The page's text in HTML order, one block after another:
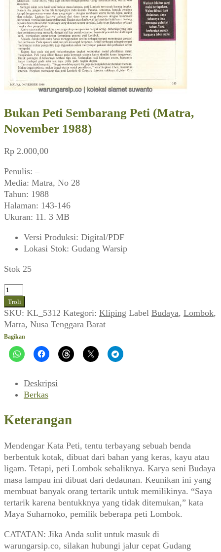
Bukan Peti Sembarang Peti (Matra,
November 1988)
Rp 2.000,00
Penulis: –
Media: Matra, No 28
Tahun: 1988
Halaman: 143-146
Ukuran: 11. 3 MB
Versi Produksi: Digital/PDF
Lokasi Stok: Gudang Warsip
Stok 25
Kuantitas
Bukan
Peti
Sembarang
Peti
(Matra,
November
Troli
SKU: KL_5312 Kategori: Kliping Label Budaya, Lombok,
Matra, Nusa Tenggara Barat
Bagikan
Deskripsi
Berkas
Keterangan
Mendengar Kata Peti, tentu terbayang sebuah benda
berbentuk kotak, dibuat dari bahan yang keras, kayu atau
ligam. Tetapi, peti Lombok sebaliknya. Karya seni Budaya
masa lampau ini dibuat dari dedaunan. Keunikan ini yang
membuat banyak orang tertarik untuk memilikinya. “Saya
tertarik karena bentukknya yang tidak ditemukan,” kata
Maya Suharnoko, pemilik beberapa peti Lombok.
CATATAN: Jika Anda sulit untuk masuk di
warungarsip.co, silakan hubungi jalur cepat Gudang